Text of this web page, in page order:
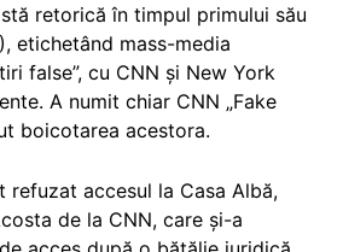
retorică în timpul primului său
etichetând mass-media
false”, cu CNN și New York
A numit chiar CNN „Fake
boicotarea acestora.
accesul la Casa Albă,
de la CNN, care și-a